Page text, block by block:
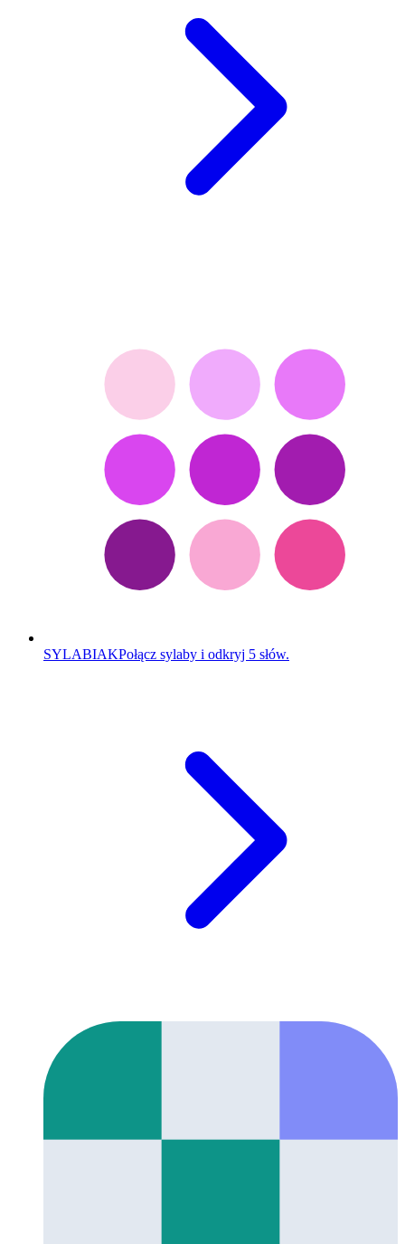
SYLABIAKPołącz sylaby i odkryj 5 słów.